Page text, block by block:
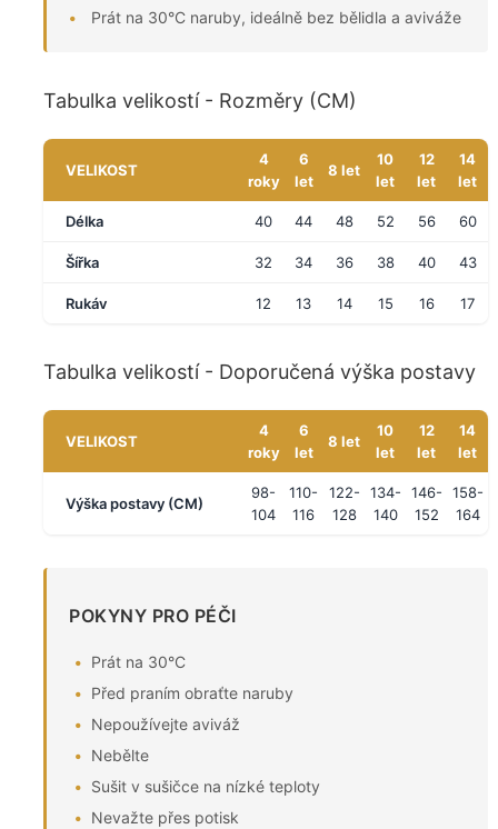
Prát na 30°C naruby, ideálně bez bělidla a aviváže
Tabulka velikostí - Rozměry (CM)
VELIKOST
4
roky
6
let
8 let
10
let
12
let
14
let
Délka 40 44 48 52 56 60
Šířka 32 34 36 38 40 43
Rukáv 12 13 14 15 16 17
Tabulka velikostí - Doporučená výška postavy
VELIKOST
4
roky
6
let
8 let
10
let
12
let
14
let
Výška postavy (CM)
98-
104
110-
116
122-
128
134-
140
146-
152
158-
164
POKYNY PRO PÉČI
Prát na 30°C
Před praním obraťte naruby
Nepoužívejte aviváž
Nebělte
Sušit v sušičce na nízké teploty
Nevažte přes potisk